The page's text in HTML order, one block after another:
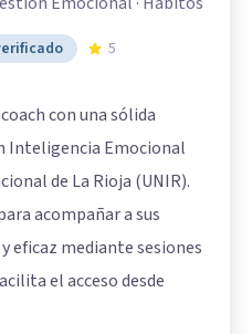
5
con una sólida
Inteligencia Emocional
de La Rioja (UNIR).
acompañar a sus
eficaz mediante sesiones
el acceso desde